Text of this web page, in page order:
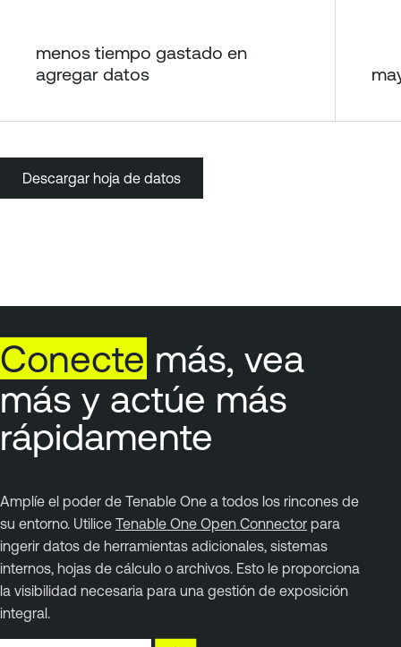
menos tiempo gastado en
agregar datos
Descargar hoja de datos
Conecte más, vea
más y actúe más
rápidamente
Amplíe el poder de Tenable One a todos los rincones de
su entorno. Utilice Tenable One Open Connector para
ingerir datos de herramientas adicionales, sistemas
internos, hojas de cálculo o archivos. Esto le proporciona
la visibilidad necesaria para una gestión de exposición
integral.